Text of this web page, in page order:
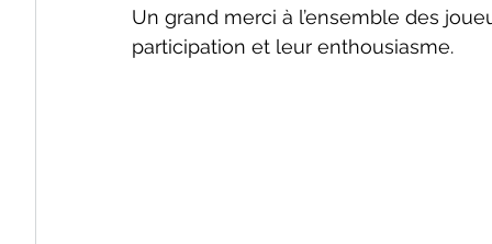
Un grand merci à l’ensemble des
participation et leur enthousiasme.